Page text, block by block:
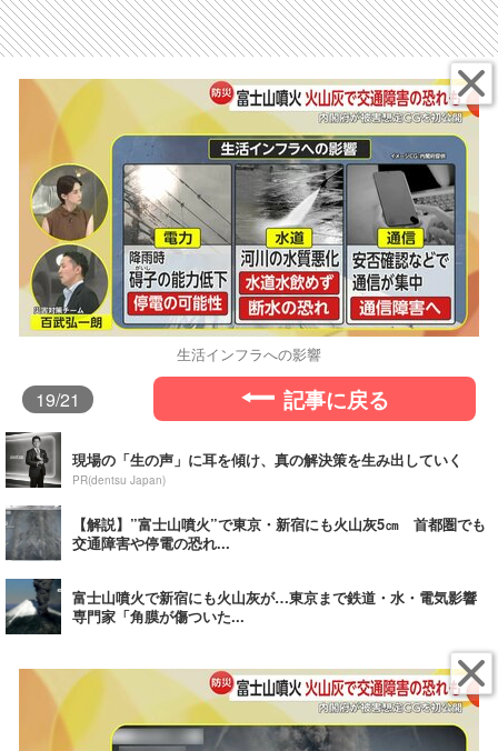
生活インフラへの影響
19/21 記事に戻る
現場の「生の声」に耳を傾け、真の解決策を生み出していく
PR(dentsu Japan)
【解説】”富士山噴火”で東京・新宿にも火山灰5㎝ 首都圏でも
交通障害や停電の恐れ...
富士山噴火で新宿にも火山灰が…東京まで鉄道・水・電気影響
専門家「角膜が傷ついた...